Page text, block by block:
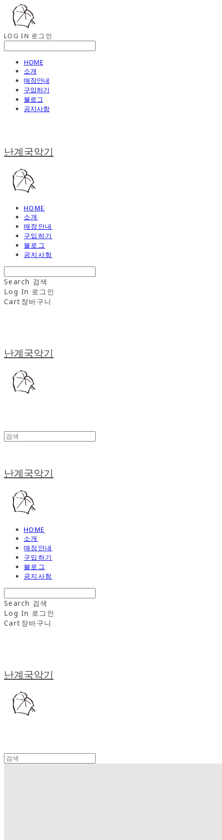
LOG IN 로그인
HOME
소개
매장안내
구입하기
블로그
공지사항
난계국악기
HOME
소개
매장안내
구입하기
블로그
공지사항
Search 검색
Log In 로그인
Cart 장바구니
난계국악기
난계국악기
HOME
소개
매장안내
구입하기
블로그
공지사항
Search 검색
Log In 로그인
Cart 장바구니
난계국악기